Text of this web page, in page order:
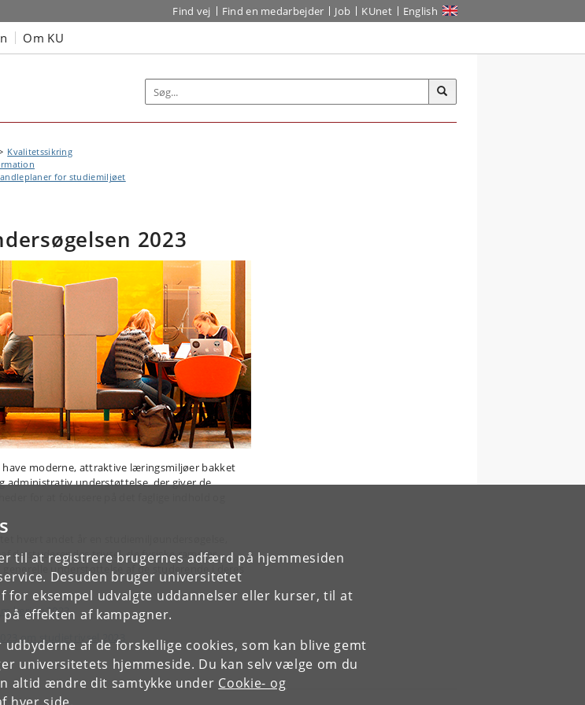
til at registrere brugernes adfærd på hjemmesiden
Desuden bruger universitetet
eksempel udvalgte uddannelser eller kurser, til at
effekten af kampagner.
af de forskellige cookies, som kan blive gemt
universitetets hjemmeside. Du kan selv vælge om du
altid ændre dit samtykke under Cookie- og
Find vej Find en medarbejder Job KUnet English
Om KU
Kvalitetssikring
for studiemiljøet
2023
have moderne, attraktive læringsmiljøer bakket
administrativ understøttelse, der giver de
hvert andet år en studiemiljøundersøgelse,
de studerendes trivsel, de fysiske rammer
understøttelse af de studerende i deres
læring 2023
om studietrivsel 2023